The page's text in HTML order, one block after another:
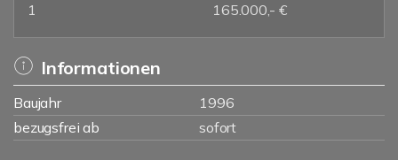
1
165.000,- €
Informationen
Baujahr
1996
bezugsfrei ab
sofort